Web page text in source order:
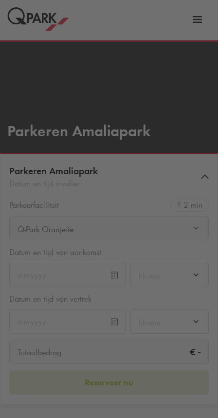
Parkeren Amaliapark
Parkeren Amaliapark
Parkeerfaciliteit
2 min
Q-Park Oranjerie
Datum en tijd van aankomst
Datum en tijd van vertrek
Totaalbedrag € -
Reserveer nu